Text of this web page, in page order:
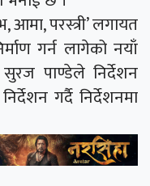
परस्त्री’ लगायत
गर्न लागेको नयाँ
पाण्डेले निर्देशन
गर्दै निर्देशनमा